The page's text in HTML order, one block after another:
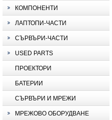
КОМПОНЕНТИ
ЛАПТОПИ-ЧАСТИ
СЪРВЪРИ-ЧАСТИ
USED PARTS
ПРОЕКТОРИ
БАТЕРИИ
СЪРВЪРИ И МРЕЖИ
МРЕЖОВО ОБОРУДВАНЕ